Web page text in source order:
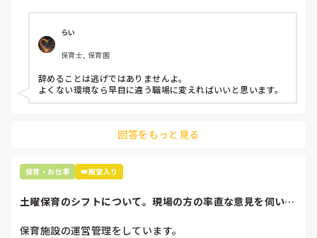
今で言う不適切保育も
仕方ないよね
もう何も言わずに
子どもの言いなりになればいいんだね
などいう意見で…
上の先生に相談することは難しそうです。
最後の職場にしようと思っていましたが
辞めることは逃げ、と、過去辞めた人も何年も言われ続けて
います
らい
保育士, 保育園
辞めることは逃げではありませんよ。
よくない環境なら早目に違う職場に変えればいいと思います。
回答をもっと見る
保育・お仕事 👑殿堂入り
土曜保育のシフトについて。現場の方の率直な意見を伺いた
保育施設の運営管理をしています。